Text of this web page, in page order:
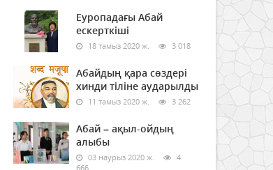
Еуропадағы Абай
ескерткіші
18 тамыз 2020 ж. 3 018
Абайдың қара сөздері
хинди тіліне аударылды
11 тамыз 2020 ж. 3 262
Абай – ақыл-ойдың
алыбы
03 наурыз 2020 ж.
4
666